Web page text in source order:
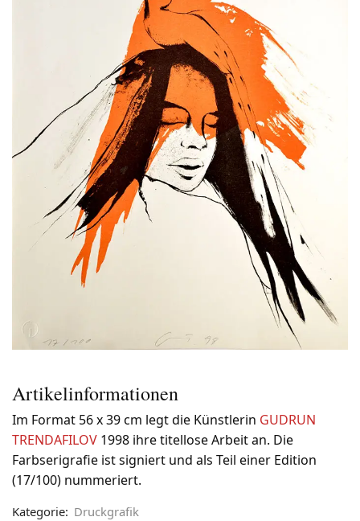
Artikelinformationen
Im Format 56 x 39 cm legt die Künstlerin GUDRUN
TRENDAFILOV 1998 ihre titellose Arbeit an. Die
Farbserigrafie ist signiert und als Teil einer Edition
(17/100) nummeriert.
Kategorie: Druckgrafik